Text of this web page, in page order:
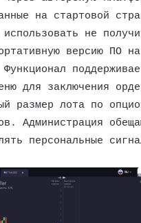
на стартовой
использовать не
версию ПО
для заключения
размер лота по
Администрация
персональные